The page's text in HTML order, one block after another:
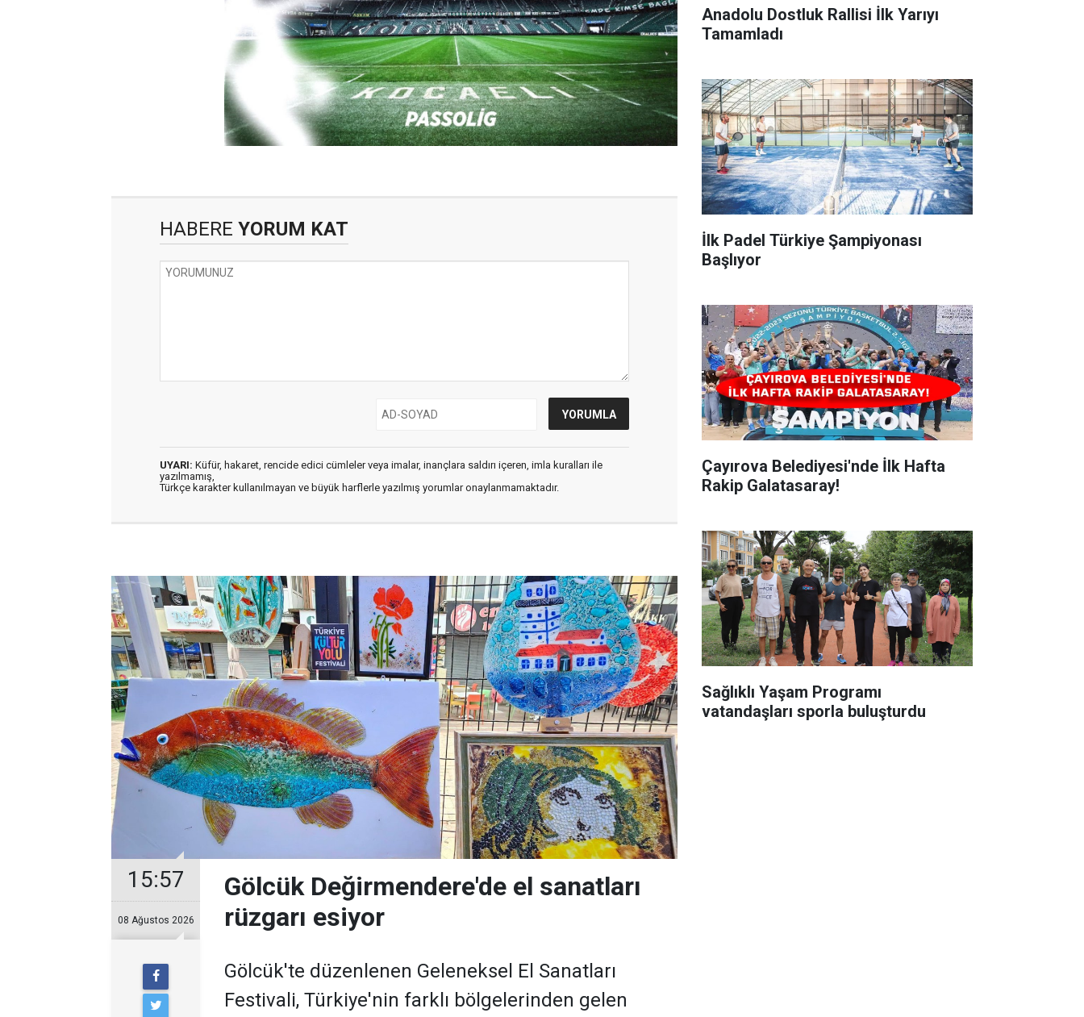
HABERE YORUM KAT
UYARI: Küfür, hakaret, rencide edici cümleler veya imalar, inançlara saldırı içeren, imla kuralları ile
yazılmamış,
Türkçe karakter kullanılmayan ve büyük harflerle yazılmış yorumlar onaylanmamaktadır.
15:57
08 Ağustos 2026
Gölcük Değirmendere'de el sanatları
rüzgarı esiyor
Gölcük'te düzenlenen Geleneksel El Sanatları
Festivali, Türkiye'nin farklı bölgelerinden gelen
Anadolu Dostluk Rallisi İlk Yarıyı
Tamamladı
İlk Padel Türkiye Şampiyonası
Başlıyor
Çayırova Belediyesi'nde İlk Hafta
Rakip Galatasaray!
Sağlıklı Yaşam Programı
vatandaşları sporla buluşturdu